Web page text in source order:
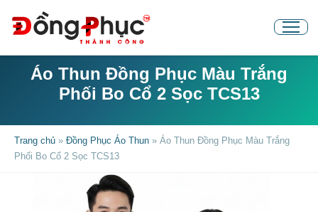
Áo Thun Đồng Phục Màu Trắng
Phối Bo Cổ 2 Sọc TCS13
Trang chủ » Đồng Phục Áo Thun » Áo Thun Đồng Phục Màu Trắng
Phối Bo Cổ 2 Sọc TCS13